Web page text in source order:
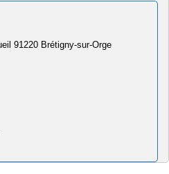
91220 Brétigny-sur-Orge